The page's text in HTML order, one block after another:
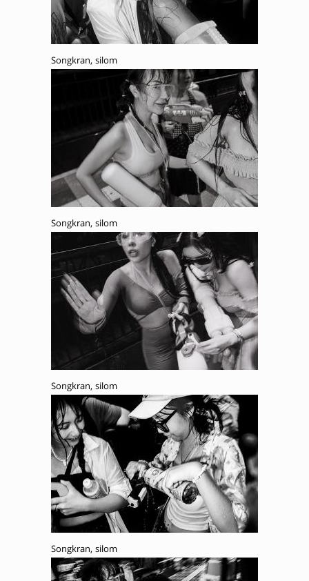
Songkran, silom
Songkran, silom
Songkran, silom
Songkran, silom